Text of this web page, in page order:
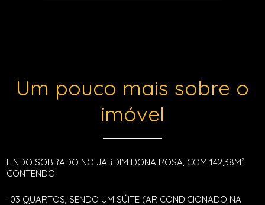
Um pouco mais sobre o
imóvel
LINDO SOBRADO NO JARDIM DONA ROSA, COM 142,38M²,
CONTENDO:
-03 QUARTOS, SENDO UM SÚITE (AR CONDICIONADO NA